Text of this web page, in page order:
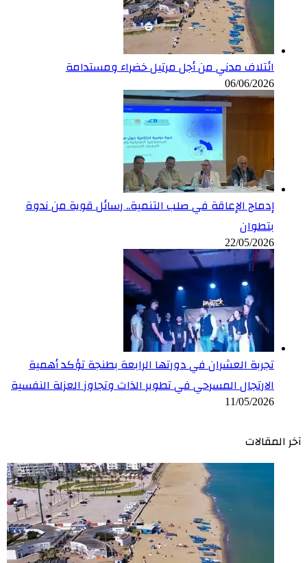
ائتلاف مدني من أجل مرتيل خضراء ومستدامة
06/06/2026
إدماج الإعاقة في صلب التنمية.. رسائل قوية من ندوة
بتطوان
22/05/2026
تجربة العشران في دورتها الرابعة بطنجة تؤكد أهمية
الارتجال المسرحي في تطوير الذات وتجاوز العزلة النفسية
11/05/2026
آخر المقالات